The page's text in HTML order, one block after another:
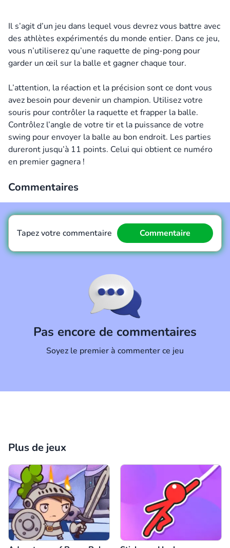
Il s’agit d’un jeu dans lequel vous devrez vous battre avec
des athlètes expérimentés du monde entier. Dans ce jeu,
vous n’utiliserez qu’une raquette de ping-pong pour
garder un œil sur la balle et gagner chaque tour.
L’attention, la réaction et la précision sont ce dont vous
avez besoin pour devenir un champion. Utilisez votre
souris pour contrôler la raquette et frapper la balle.
Contrôlez l’angle de votre tir et la puissance de votre
swing pour envoyer la balle au bon endroit. Les parties
dureront jusqu’à 11 points. Celui qui obtient ce numéro
en premier gagnera !
Commentaires
Pas encore de commentaires
Soyez le premier à commenter ce jeu
Tapez votre commentaire Commentaire
Plus de jeux